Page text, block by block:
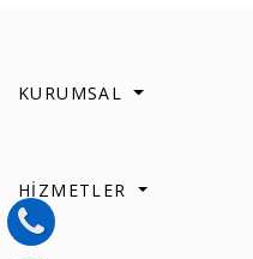
KURUMSAL
HİZMETLER